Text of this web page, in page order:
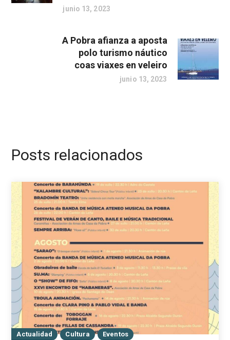
junio 13, 2023
A Pobra afianza a aposta
polo turismo náutico
coas viaxes en veleiro
junio 13, 2023
Posts relacionados
Actualidad Cultura Eventos